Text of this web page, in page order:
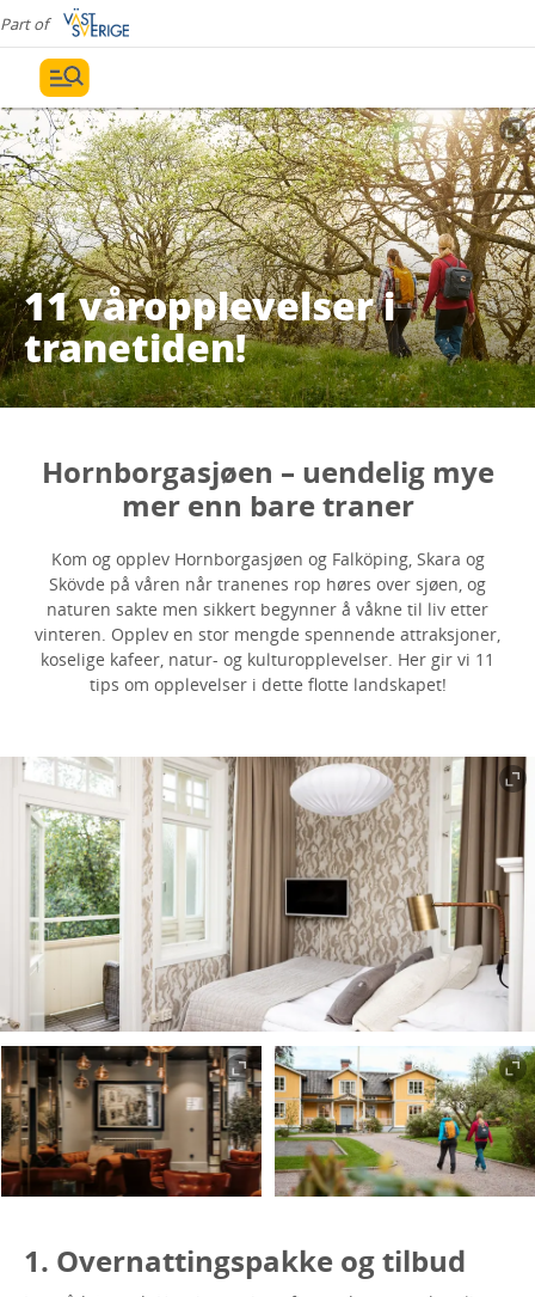
Part of
11 våropplevelser i
tranetiden!
Hornborgasjøen – uendelig mye
mer enn bare traner
Kom og opplev Hornborgasjøen og Falköping, Skara og
Skövde på våren når tranenes rop høres over sjøen, og
naturen sakte men sikkert begynner å våkne til liv etter
vinteren. Opplev en stor mengde spennende attraksjoner,
koselige kafeer, natur- og kulturopplevelser. Her gir vi 11
tips om opplevelser i dette flotte landskapet!
1. Overnattingspakke og tilbud